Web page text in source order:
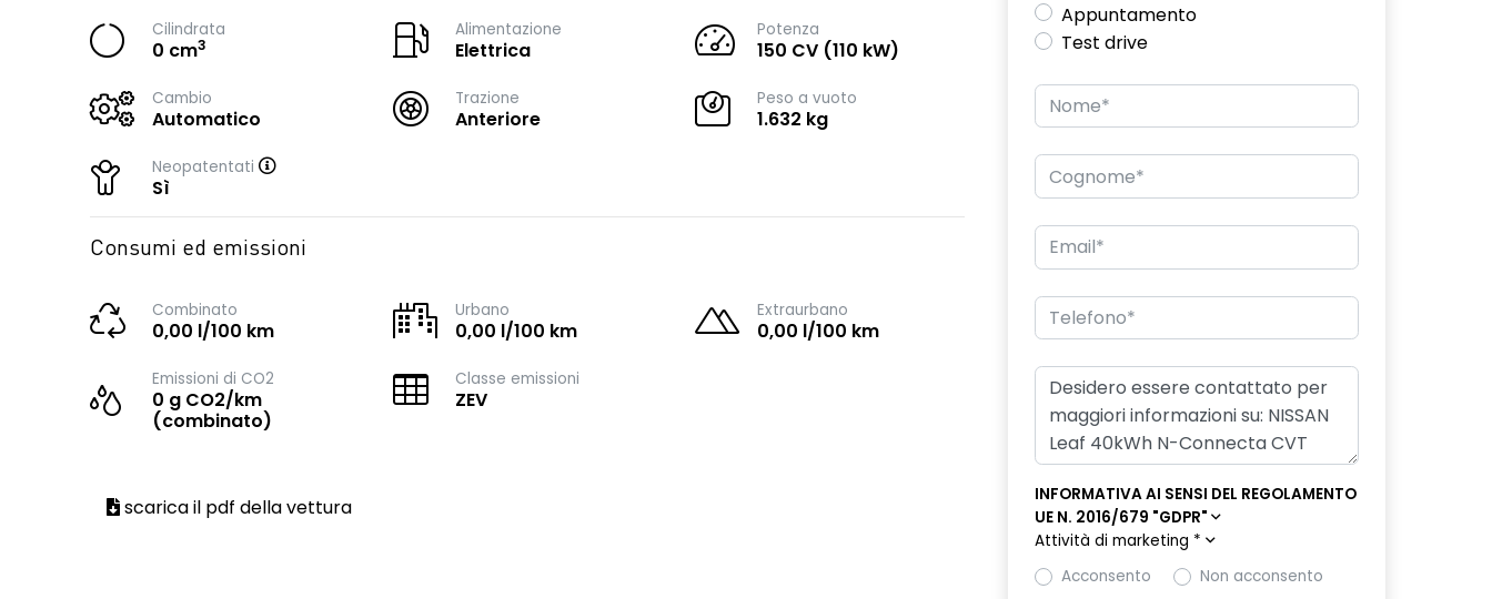
Cilindrata
0 cm3
Alimentazione
Elettrica
Potenza
150 CV (110 kW)
Cambio
Automatico
Trazione
Anteriore
Peso a vuoto
1.632 kg
Neopatentati
Sì
Consumi ed emissioni
Combinato
0,00 l/100 km
Urbano
0,00 l/100 km
Extraurbano
0,00 l/100 km
Emissioni di CO2
0 g CO2/km
(combinato)
Classe emissioni
ZEV
scarica il pdf della vettura
Appuntamento
Test drive
INFORMATIVA AI SENSI DEL REGOLAMENTO
UE N. 2016/679 "GDPR"
Attività di marketing *
Acconsento
Non acconsento